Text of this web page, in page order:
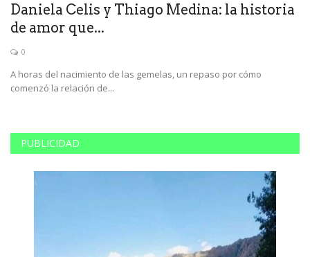
Daniela Celis y Thiago Medina: la historia
de amor que...
0
A horas del nacimiento de las gemelas, un repaso por cómo
comenzó la relación de...
PUBLICIDAD